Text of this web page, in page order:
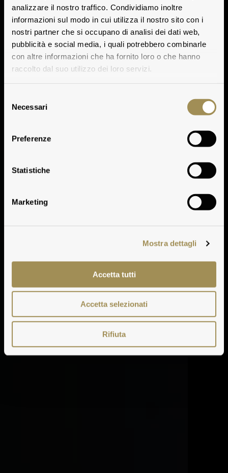
analizzare il nostro traffico. Condividiamo inoltre
informazioni sul modo in cui utilizza il nostro sito con i
nostri partner che si occupano di analisi dei dati web,
pubblicità e social media, i quali potrebbero combinarle
con altre informazioni che ha fornito loro o che hanno
raccolto dal suo utilizzo dei loro servizi.
delNecessari
Preferenze
Statistiche
Marketing
Mostra dettagli
Accetta tutti
Accetta selezionati
Rifiuta